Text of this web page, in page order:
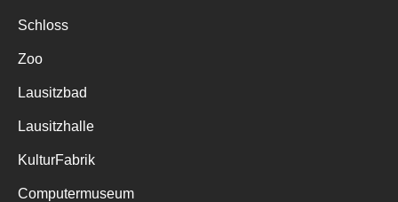
Schloss
Zoo
Lausitzbad
Lausitzhalle
KulturFabrik
Computermuseum